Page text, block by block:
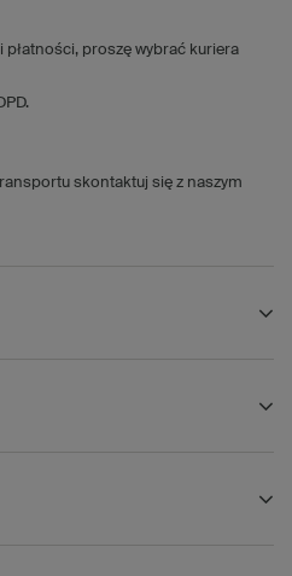
płatności, proszę wybrać kuriera
skontaktuj się z naszym